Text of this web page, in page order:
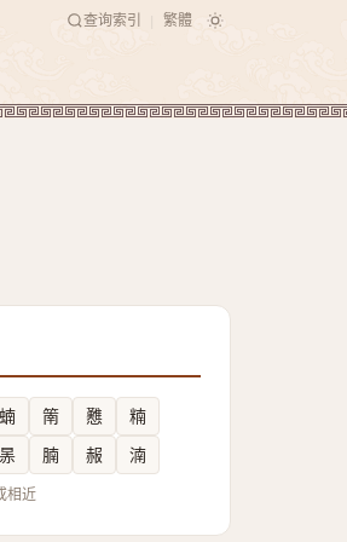
查询索引 繁體
蝻 䈒 戁
䊖
㫱 腩 赧 湳
相近